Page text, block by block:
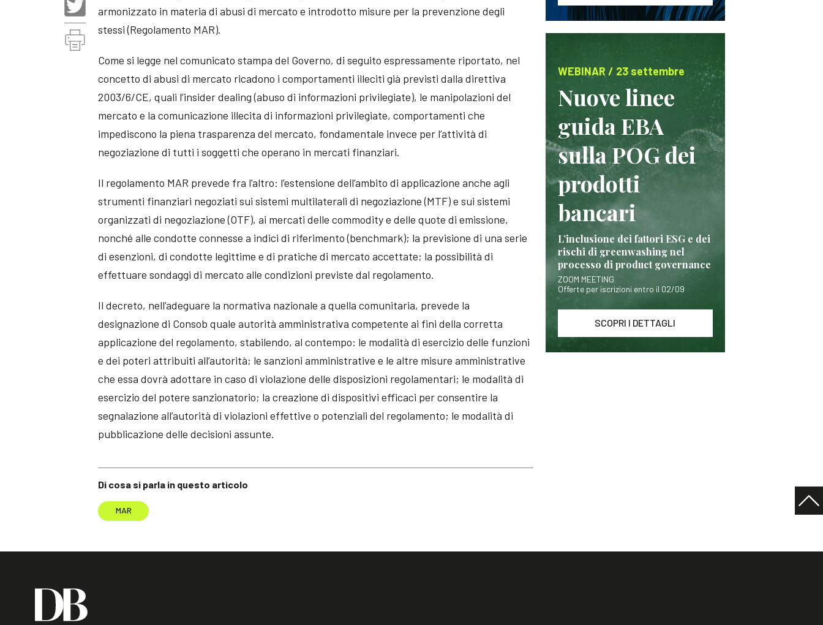
Di cosa si parla in questo articolo
MAR
armonizzato in materia di abusi di mercato e introdotto misure per la prevenzione degli
stessi (Regolamento MAR).
Come si legge nel comunicato stampa del Governo, di seguito espressamente riportato, nel
concetto di abusi di mercato ricadono i comportamenti illeciti già previsti dalla direttiva
2003/6/CE, quali l’insider dealing (abuso di informazioni privilegiate), le manipolazioni del
mercato e la comunicazione illecita di informazioni privilegiate, comportamenti che
impediscono la piena trasparenza del mercato, fondamentale invece per l’attività di
negoziazione di tutti i soggetti che operano in mercati finanziari.
Il regolamento MAR prevede fra l’altro: l’estensione dell’ambito di applicazione anche agli
strumenti finanziari negoziati sui sistemi multilaterali di negoziazione (MTF) e sui sistemi
organizzati di negoziazione (OTF), ai mercati delle commodity e delle quote di emissione,
nonché alle condotte connesse a indici di riferimento (benchmark); la previsione di una serie
di esenzioni, di condotte legittime e di pratiche di mercato accettate; la possibilità di
effettuare sondaggi di mercato alle condizioni previste dal regolamento.
Il decreto, nell’adeguare la normativa nazionale a quella comunitaria, prevede la
designazione di Consob quale autorità amministrativa competente ai fini della corretta
applicazione del regolamento, stabilendo, al contempo: le modalità di esercizio delle funzioni
e dei poteri attribuiti all’autorità; le sanzioni amministrative e le altre misure amministrative
che essa dovrà adottare in caso di violazione delle disposizioni regolamentari; le modalità di
esercizio del potere sanzionatorio; la creazione di dispositivi efficaci per consentire la
segnalazione all’autorità di violazioni effettive o potenziali del regolamento; le modalità di
pubblicazione delle decisioni assunte.
WEBINAR / 23 settembre
Nuove linee
guida EBA
sulla POG dei
prodotti
bancari
L’inclusione dei fattori ESG e dei
rischi di greenwashing nel
processo di product governance
ZOOM MEETING
Offerte per iscrizioni entro il 02/09
SCOPRI I DETTAGLI